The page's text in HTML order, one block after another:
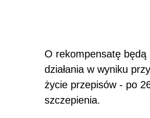
O rekompensatę będą
działania w wyniku
życie przepisów - po
szczepienia.